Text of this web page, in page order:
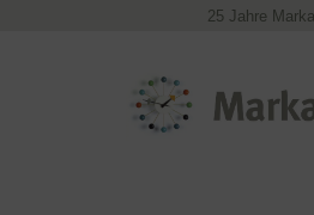
25 Jahre